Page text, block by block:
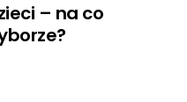
– na co